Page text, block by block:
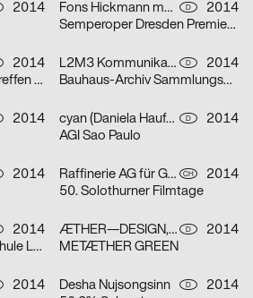
2014
Fons Hickmann m23 D
2014
Semperoper Dresden Premierenplakate Spielzeit 2013/2014
2014
Rochaden – Designer treffen auf die Sammlung
L2M3 Kommunikationsdesign D
2014
Bauhaus-Archiv Sammlungsplakate
2014
cyan (Daniela Haufe + Detlef Fiedler) D
2014
AGI Sao Paulo
2014
Raffinerie AG für Gestaltung CH
2014
50. Solothurner Filmtage
2014
Infotage 2014: Hochschule Luzern – Design & Kunst
ÆTHER—DESIGN, Lukas Breitkreutz, gggrafik D
2014
METÆTHER GREEN
2014
Desha Nujsongsinn D
2014